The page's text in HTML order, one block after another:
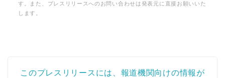
す。また、プレスリリースへのお問い合わせは発表元に直接お願いいた
します。
このプレスリリースには、報道機関向けの情報が